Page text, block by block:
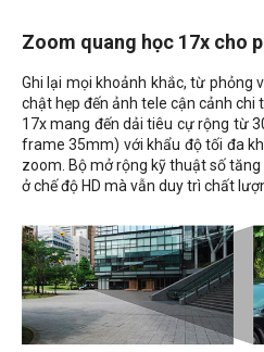
Zoom quang học 17x cho
Ghi lại mọi khoảnh khắc, từ phỏng
chật hẹp đến ảnh tele cận cảnh chi
17x mang đến dải tiêu cự rộng từ
frame 35mm) với khẩu độ tối đa
zoom. Bộ mở rộng kỹ thuật số
ở chế độ HD mà vẫn duy trì chất